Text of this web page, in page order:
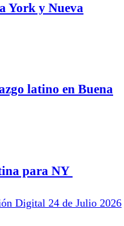
York y Nueva
latino en Buena
para NY